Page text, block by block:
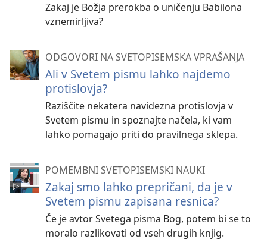
Zakaj je Božja prerokba o uničenju Babilona
vznemirljiva?
ODGOVORI NA SVETOPISEMSKA VPRAŠANJA
Ali v Svetem pismu lahko najdemo
protislovja?
Raziščite nekatera navidezna protislovja v
Svetem pismu in spoznajte načela, ki vam
lahko pomagajo priti do pravilnega sklepa.
POMEMBNI SVETOPISEMSKI NAUKI
Zakaj smo lahko prepričani, da je v
Svetem pismu zapisana resnica?
Če je avtor Svetega pisma Bog, potem bi se to
moralo razlikovati od vseh drugih knjig.